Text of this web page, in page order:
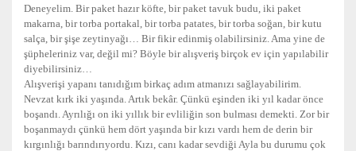
Deneyelim. Bir paket hazır köfte, bir paket tavuk budu, iki paket
makarna, bir torba portakal, bir torba patates, bir torba soğan, bir kutu
salça, bir şişe zeytinyağı… Bir fikir edinmiş olabilirsiniz. Ama yine de
şüpheleriniz var, değil mi? Böyle bir alışveriş birçok ev için yapılabilir
diyebilirsiniz…
Alışverişi yapanı tanıdığım birkaç adım atmanızı sağlayabilirim.
Nevzat kırk iki yaşında. Artık bekâr. Çünkü eşinden iki yıl kadar önce
boşandı. Ayrılığı on iki yıllık bir evliliğin son bulması demekti. Zor bir
boşanmaydı çünkü hem dört yaşında bir kızı vardı hem de derin bir
kırgınlığı barındırıyordu. Kızı, canı kadar sevdiği Ayla bu durumu çok